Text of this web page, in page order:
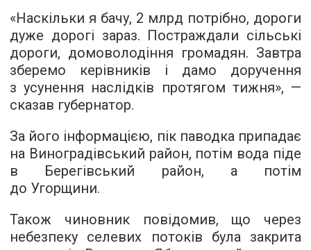
«Наскільки я бачу, 2 млрд потрібно, дороги
дуже дорогі зараз. Постраждали сільські
дороги, домоволодіння громадян. Завтра
зберемо керівників і дамо доручення
з усунення наслідків протягом тижня», —
сказав губернатор.
За його інформацією, пік паводка припадає
на Виноградівський район, потім вода піде
в Берегівський район, а потім
до Угорщини.
Також чиновник повідомив, що через
небезпеку селевих потоків була закрита